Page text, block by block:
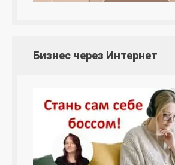
Бизнес через Интернет